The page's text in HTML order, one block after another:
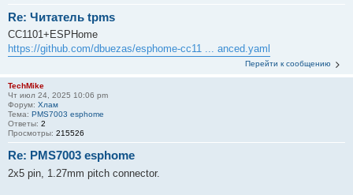
Re: Читатель tpms
CC1101+ESPHome
https://github.com/dbuezas/esphome-cc11 ... anced.yaml
Перейти к сообщению
TechMike
Чт июл 24, 2025 10:06 pm
Форум: Хлам
Тема: PMS7003 esphome
Ответы: 2
Просмотры: 215526
Re: PMS7003 esphome
2x5 pin, 1.27mm pitch connector.